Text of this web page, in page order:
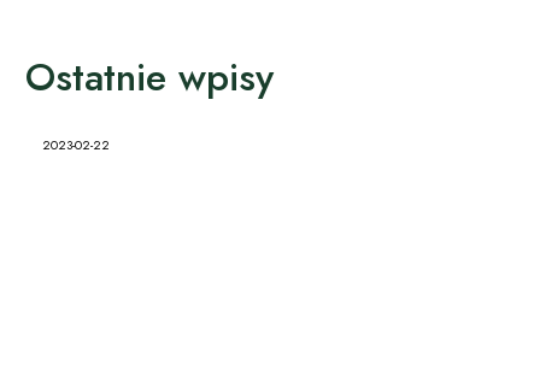
Ostatnie wpisy
2023-02-22